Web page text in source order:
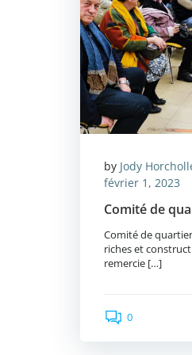
by Jody
février 1, 2023
Comité de
Comité de
riches et
remercie […]
0